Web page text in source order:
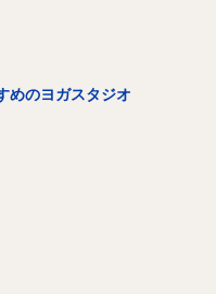
めのヨガスタジオ